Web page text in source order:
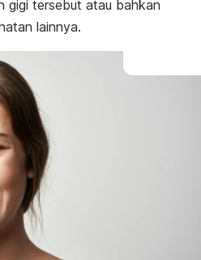
gigi tersebut atau bahkan
lainnya.